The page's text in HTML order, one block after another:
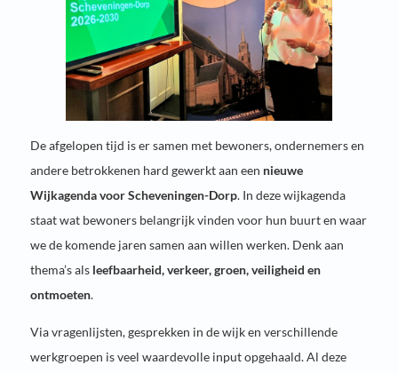
De afgelopen tijd is er samen met bewoners, ondernemers en
andere betrokkenen hard gewerkt aan een nieuwe
Wijkagenda voor Scheveningen-Dorp. In deze wijkagenda
staat wat bewoners belangrijk vinden voor hun buurt en waar
we de komende jaren samen aan willen werken. Denk aan
thema’s als leefbaarheid, verkeer, groen, veiligheid en
ontmoeten.
Via vragenlijsten, gesprekken in de wijk en verschillende
werkgroepen is veel waardevolle input opgehaald. Al deze